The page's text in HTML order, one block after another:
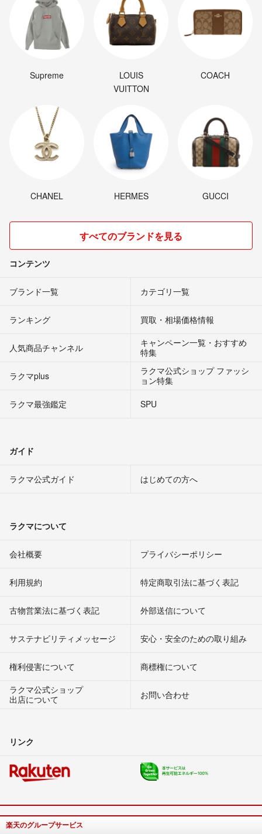
Supreme
LOUIS
VUITTON
COACH
CHANEL HERMES GUCCI
すべてのブランドを見る
コンテンツ
ブランド一覧 カテゴリ一覧
ランキング 買取・相場価格情報
人気商品チャンネル
キャンペーン一覧・おすすめ
特集
ラクマplus
ラクマ公式ショップ ファッシ
ョン特集
ラクマ最強鑑定
SPU
ガイド
ラクマ公式ガイド はじめての方へ
ラクマについて
会社概要 プライバシーポリシー
利用規約 特定商取引法に基づく表記
古物営業法に基づく表記 外部送信について
サステナビリティメッセージ 安心・安全のための取り組み
権利侵害について
商標権について
ラクマ公式ショップ
出店について
お問い合わせ
リンク
楽天のグループサービス